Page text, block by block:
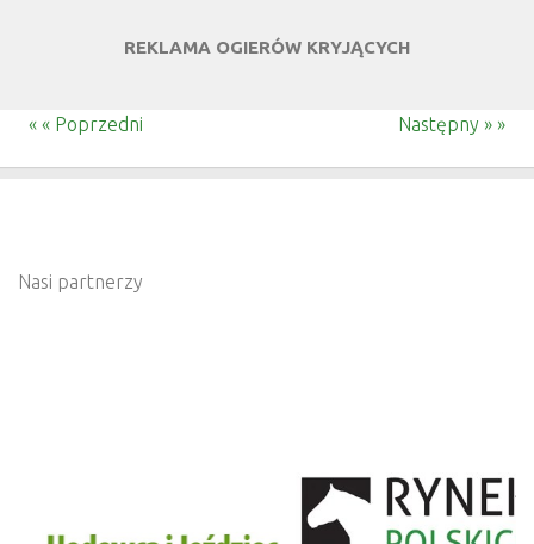
REKLAMA OGIERÓW KRYJĄCYCH
« « Poprzedni Następny » »
Nasi partnerzy